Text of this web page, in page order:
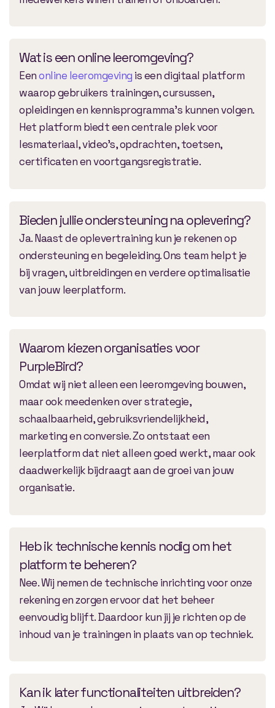
Wat is een online leeromgeving?
Eenonline leeromgeving is een digitaal platform
waarop gebruikers trainingen, cursussen,
opleidingen en kennisprogramma’s kunnen volgen.
Het platform biedt een centrale plek voor
lesmateriaal, video’s, opdrachten, toetsen,
certificaten en voortgangsregistratie.
Bieden jullie ondersteuning na oplevering?
Ja. Naast de oplevertraining kun je rekenen op
ondersteuning en begeleiding. Ons team helpt je
bij vragen, uitbreidingen en verdere optimalisatie
van jouw leerplatform.
Waarom kiezen organisaties voor
PurpleBird?
Omdat wij niet alleen een leeromgeving bouwen,
maar ook meedenken over strategie,
schaalbaarheid, gebruiksvriendelijkheid,
marketing en conversie. Zo ontstaat een
leerplatform dat niet alleen goed werkt, maar ook
daadwerkelijk bijdraagt aan de groei van jouw
organisatie.
Heb ik technische kennis nodig om het
platform te beheren?
Nee. Wij nemen de technische inrichting voor onze
rekening en zorgen ervoor dat het beheer
eenvoudig blijft. Daardoor kun jij je richten op de
inhoud van je trainingen in plaats van op techniek.
Kan ik later functionaliteiten uitbreiden?